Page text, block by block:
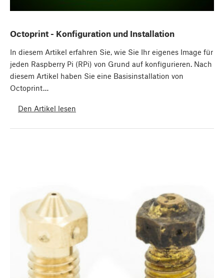
Octoprint - Konfiguration und Installation
In diesem Artikel erfahren Sie, wie Sie Ihr eigenes Image für
jeden Raspberry Pi (RPi) von Grund auf konfigurieren. Nach
diesem Artikel haben Sie eine Basisinstallation von
Octoprint…
Den Artikel lesen